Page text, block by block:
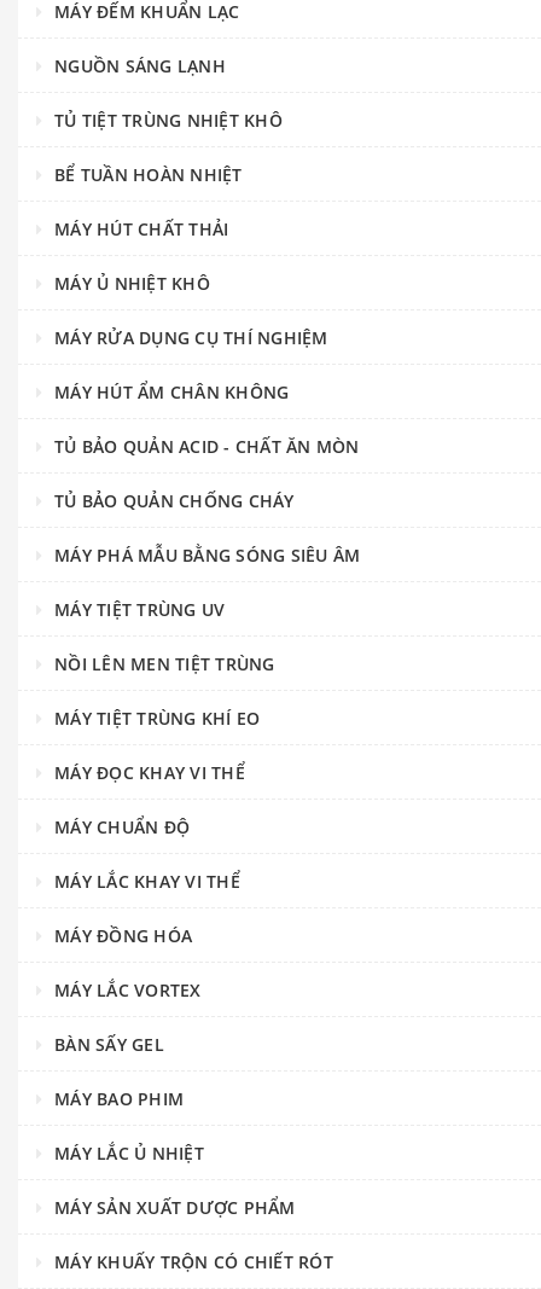
MÁY ĐẾM KHUẨN LẠC
NGUỒN SÁNG LẠNH
TỦ TIỆT TRÙNG NHIỆT KHÔ
BỂ TUẦN HOÀN NHIỆT
MÁY HÚT CHẤT THẢI
MÁY Ủ NHIỆT KHÔ
MÁY RỬA DỤNG CỤ THÍ NGHIỆM
MÁY HÚT ẨM CHÂN KHÔNG
TỦ BẢO QUẢN ACID - CHẤT ĂN MÒN
TỦ BẢO QUẢN CHỐNG CHÁY
MÁY PHÁ MẪU BẰNG SÓNG SIÊU ÂM
MÁY TIỆT TRÙNG UV
NỒI LÊN MEN TIỆT TRÙNG
MÁY TIỆT TRÙNG KHÍ EO
MÁY ĐỌC KHAY VI THỂ
MÁY CHUẨN ĐỘ
MÁY LẮC KHAY VI THỂ
MÁY ĐỒNG HÓA
MÁY LẮC VORTEX
BÀN SẤY GEL
MÁY BAO PHIM
MÁY LẮC Ủ NHIỆT
MÁY SẢN XUẤT DƯỢC PHẨM
MÁY KHUẤY TRỘN CÓ CHIẾT RÓT